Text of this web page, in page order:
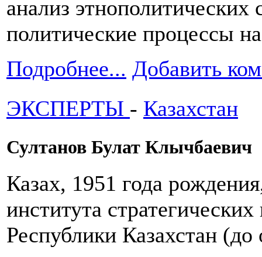
анализ
политические процессы
Подробнее... Добавить
ЭКСПЕРТЫ - Казахстан
Султанов Булат Клычбаевич
Казах, 1951 года
института
Республики Казахстан (до